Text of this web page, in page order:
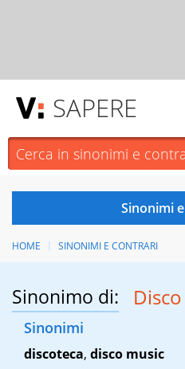
SAPERE
HOME SINONIMI E CONTRARI
Sinonimo di: Disco
Sinonimi
discoteca, disco music